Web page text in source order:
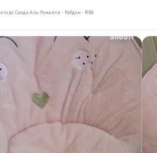
Саида Аль-Румаити - Рабдан - RB8